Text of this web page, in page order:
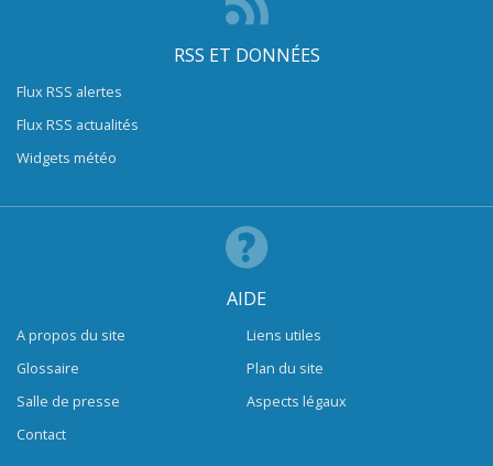
RSS ET DONNÉES
Flux RSS alertes
Flux RSS actualités
Widgets météo
AIDE
A propos du site
Glossaire
Salle de presse
Contact
Liens utiles
Plan du site
Aspects légaux